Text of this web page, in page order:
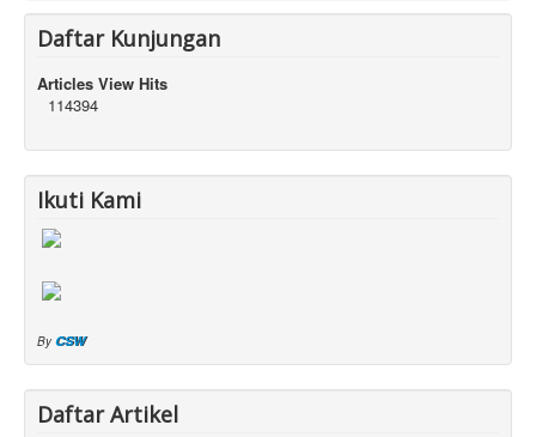
Daftar Kunjungan
Articles View Hits
114394
Ikuti Kami
ByCSW
Daftar Artikel